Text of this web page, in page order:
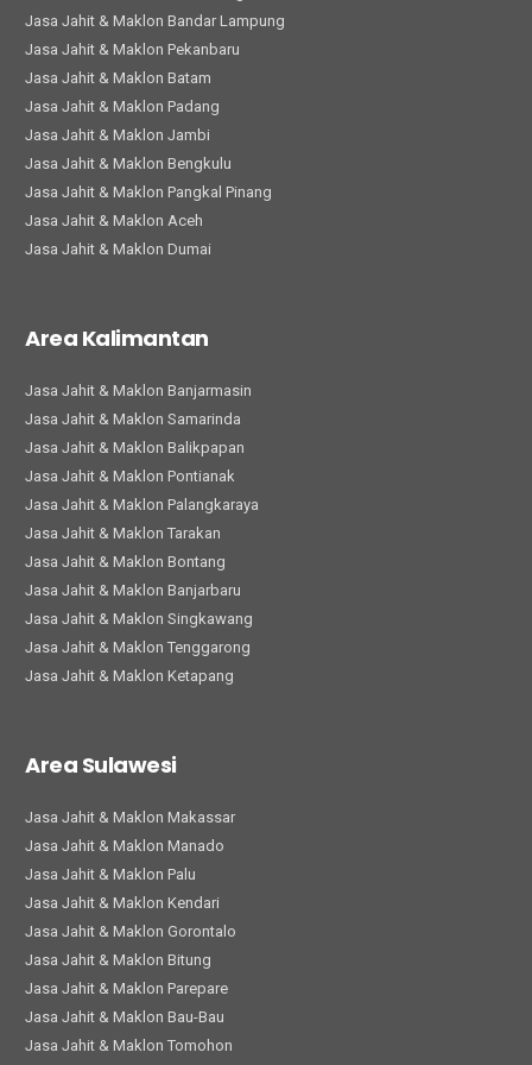
Jasa Jahit & Maklon Bandar Lampung
Jasa Jahit & Maklon Pekanbaru
Jasa Jahit & Maklon Batam
Jasa Jahit & Maklon Padang
Jasa Jahit & Maklon Jambi
Jasa Jahit & Maklon Bengkulu
Jasa Jahit & Maklon Pangkal Pinang
Jasa Jahit & Maklon Aceh
Jasa Jahit & Maklon Dumai
Area Kalimantan
Jasa Jahit & Maklon Banjarmasin
Jasa Jahit & Maklon Samarinda
Jasa Jahit & Maklon Balikpapan
Jasa Jahit & Maklon Pontianak
Jasa Jahit & Maklon Palangkaraya
Jasa Jahit & Maklon Tarakan
Jasa Jahit & Maklon Bontang
Jasa Jahit & Maklon Banjarbaru
Jasa Jahit & Maklon Singkawang
Jasa Jahit & Maklon Tenggarong
Jasa Jahit & Maklon Ketapang
Area Sulawesi
Jasa Jahit & Maklon Makassar
Jasa Jahit & Maklon Manado
Jasa Jahit & Maklon Palu
Jasa Jahit & Maklon Kendari
Jasa Jahit & Maklon Gorontalo
Jasa Jahit & Maklon Bitung
Jasa Jahit & Maklon Parepare
Jasa Jahit & Maklon Bau-Bau
Jasa Jahit & Maklon Tomohon